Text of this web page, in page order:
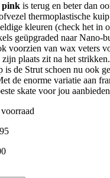
pink is terug en beter dan
thermoplastische
kleuren (check het in
geüpgraded naar Nano-
voorzien van wax veters
plaats zit na het
is de Strut schoen nu ook
de enorme variatie aan
skate voor jou